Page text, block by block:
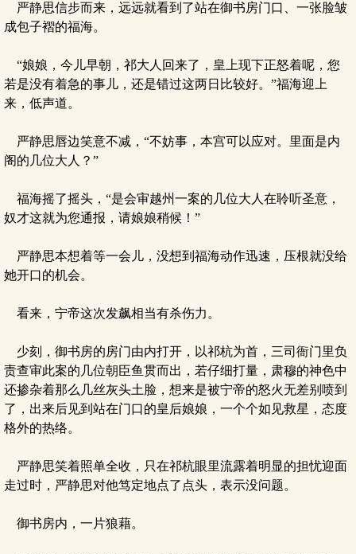
严静思信步而来，远远就看到了站在御书房门口、一张脸皱
成包子褶的福海。
“娘娘，今儿早朝，祁大人回来了，皇上现下正怒着呢，您
若是没有着急的事儿，还是错过这两日比较好。”福海迎上
来，低声道。
严静思唇边笑意不减，“不妨事，本宫可以应对。里面是内
阁的几位大人？”
福海摇了摇头，“是会审越州一案的几位大人在聆听圣意，
奴才这就为您通报，请娘娘稍候！”
严静思本想着等一会儿，没想到福海动作迅速，压根就没给
她开口的机会。
看来，宁帝这次发飙相当有杀伤力。
少刻，御书房的房门由内打开，以祁杭为首，三司衙门里负
责查审此案的几位朝臣鱼贯而出，若仔细打量，肃穆的神色中
还掺杂着那么几丝灰头土脸，想来是被宁帝的怒火无差别喷到
了，出来后见到站在门口的皇后娘娘，一个个如见救星，态度
格外的热络。
严静思笑着照单全收，只在祁杭眼里流露着明显的担忧迎面
走过时，严静思对他笃定地点了点头，表示没问题。
御书房内，一片狼藉。